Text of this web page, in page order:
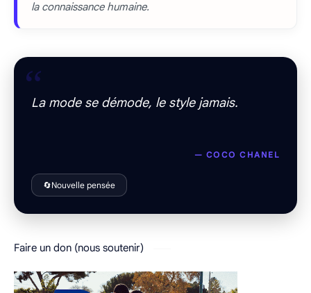
la connaissance humaine.
“
La mode se démode, le style jamais.
— COCO CHANEL
🔄Nouvelle pensée
Faire un don (nous soutenir)